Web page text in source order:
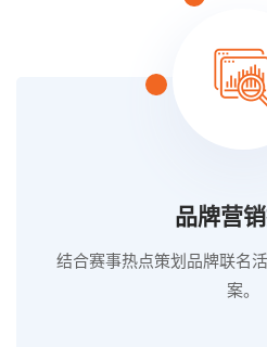
品牌营
结合赛事热点策划品牌联名
案。